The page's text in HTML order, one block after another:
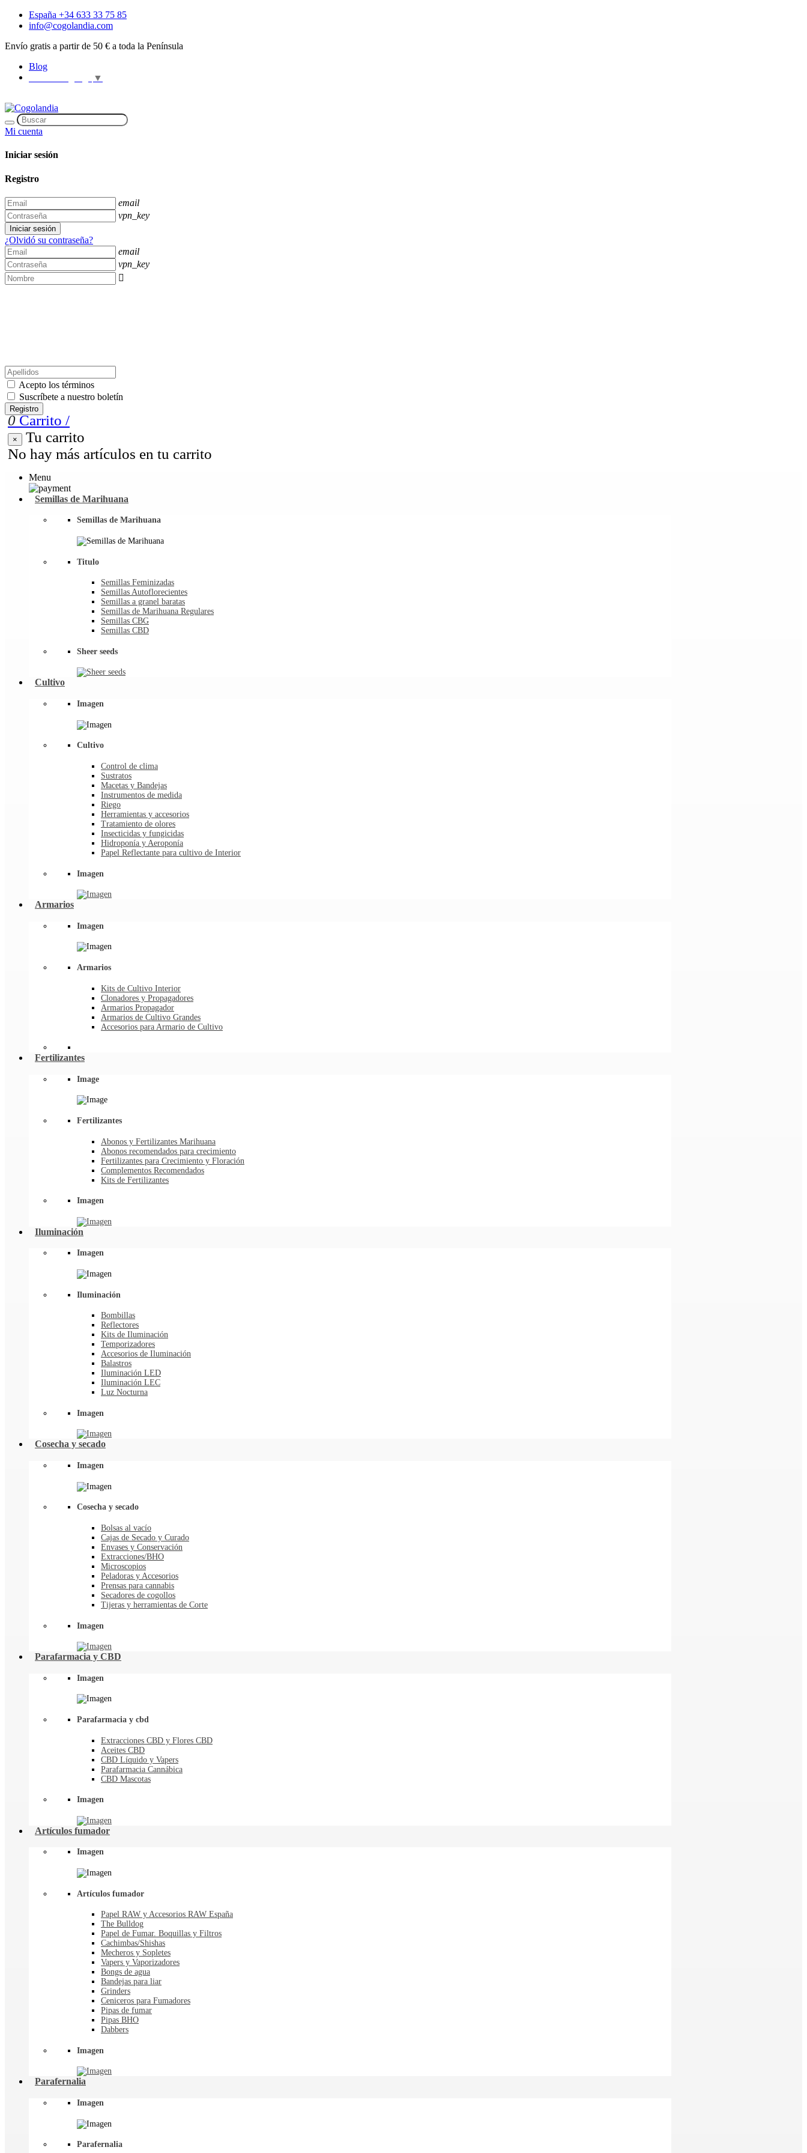
España +34 633 33 75 85
info@cogolandia.com
Envío gratis a partir de 50 € a toda la Península
Blog
▼
Mi cuenta
Iniciar sesión
Registro
email
vpn_key
Iniciar sesión
¿Olvidó su contraseña?
email
vpn_key

Acepto los términos
Suscríbete a nuestro boletín
Registro
0 Carrito /
×
Tu carrito
No hay más artículos en tu carrito
Menu
Semillas de Marihuana
Semillas de Marihuana
Titulo
Semillas Feminizadas
Semillas Autoflorecientes
Semillas a granel baratas
Semillas de Marihuana Regulares
Semillas CBG
Semillas CBD
Sheer seeds
Cultivo
Imagen
Cultivo
Control de clima
Sustratos
Macetas y Bandejas
Instrumentos de medida
Riego
Herramientas y accesorios
Tratamiento de olores
Insecticidas y fungicidas
Hidroponía y Aeroponía
Papel Reflectante para cultivo de Interior
Imagen
Armarios
Imagen
Armarios
Kits de Cultivo Interior
Clonadores y Propagadores
Armarios Propagador
Armarios de Cultivo Grandes
Accesorios para Armario de Cultivo
Fertilizantes
Image
Fertilizantes
Abonos y Fertilizantes Marihuana
Abonos recomendados para crecimiento
Fertilizantes para Crecimiento y Floración
Complementos Recomendados
Kits de Fertilizantes
Imagen
Iluminación
Imagen
Iluminación
Bombillas
Reflectores
Kits de Iluminación
Temporizadores
Accesorios de Iluminación
Balastros
Iluminación LED
Iluminación LEC
Luz Nocturna
Imagen
Cosecha y secado
Imagen
Cosecha y secado
Bolsas al vacío
Cajas de Secado y Curado
Envases y Conservación
Extracciones/BHO
Microscopios
Peladoras y Accesorios
Prensas para cannabis
Secadores de cogollos
Tijeras y herramientas de Corte
Imagen
Parafarmacia y CBD
Imagen
Parafarmacia y cbd
Extracciones CBD y Flores CBD
Aceites CBD
CBD Líquido y Vapers
Parafarmacia Cannábica
CBD Mascotas
Imagen
Artículos fumador
Imagen
Artículos fumador
Papel RAW y Accesorios RAW España
The Bulldog
Papel de Fumar. Boquillas y Filtros
Cachimbas/Shishas
Mecheros y Sopletes
Vapers y Vaporizadores
Bongs de agua
Bandejas para liar
Grinders
Ceniceros para Fumadores
Pipas de fumar
Pipas BHO
Dabbers
Imagen
Parafernalia
Imagen
Parafernalia